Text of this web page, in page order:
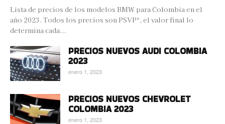
Lista de precios de los modelos BMW para Colombia en el
año 2023. Todos los precios son PSVP*, el valor final lo
determina cada...
PRECIOS NUEVOS AUDI COLOMBIA
2023
enero 1, 2023
PRECIOS NUEVOS CHEVROLET
COLOMBIA 2023
enero 1, 2023